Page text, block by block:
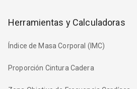
Herramientas y Calculadoras
Índice de Masa Corporal (IMC)
Proporción Cintura Cadera